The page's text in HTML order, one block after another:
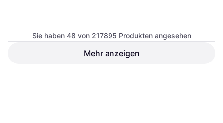
Kunstrasen Mercurial Vapor
Nike Air Max Plus M -
Sie haben 48 von 217895 Produkten angesehen
Mehr anzeigen